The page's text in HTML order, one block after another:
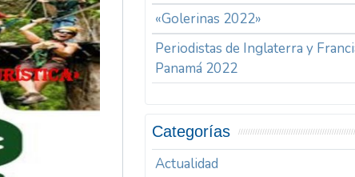
«Golerinas 2022»
Periodistas de Inglaterra y
Panamá 2022
Categorías
Actualidad